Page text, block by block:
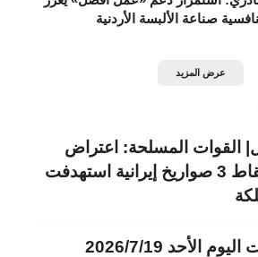
صناعة الألبسة الأردنية
عرض المزيد
القوات المسلحة: اعتراض
وإسقاط 3 صواريخ إيرانية استهدفت
الأحد 2026/7/19